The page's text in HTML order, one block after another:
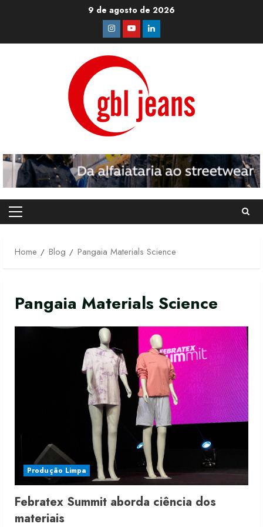
9 de agosto de 2026
Instagram
YoutubeLinkedin
Primary
Home
Blog Pangaia Materials Science
Pangaia Materials Science
Produção Limpa
Febratex Summit aborda ciência dos
materiais